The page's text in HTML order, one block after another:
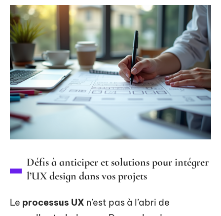
Défis à anticiper et solutions pour intégrer
l’UX design dans vos projets
Le processus UX n’est pas à l’abri de